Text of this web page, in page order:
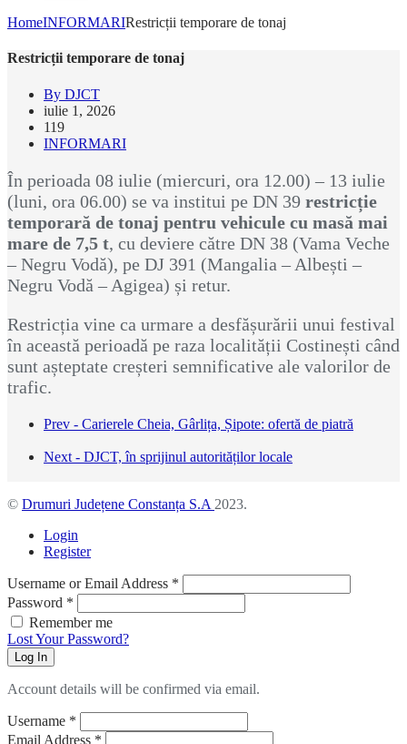
HomeINFORMARIRestricții temporare de tonaj
Restricții temporare de tonaj
By DJCT
iulie 1, 2026
119
INFORMARI
În perioada 08 iulie (miercuri, ora 12.00) – 13 iulie
(luni, ora 06.00) se va institui pe DN 39 restricție
temporară de tonaj pentru vehicule cu masă mai
mare de 7,5 t, cu deviere către DN 38 (Vama Veche
– Negru Vodă), pe DJ 391 (Mangalia – Albești –
Negru Vodă – Agigea) și retur.
Restricția vine ca urmare a desfășurării unui festival
în această perioadă pe raza localității Costinești când
sunt așteptate creșteri semnificative ale valorilor de
trafic.
Prev - Carierele Cheia, Gârlița, Șipote: ofertă de piatră
Next - DJCT, în sprijinul autorităților locale
© Drumuri Județene Constanța S.A 2023.
Login
Register
Username or Email Address *
Password *
Remember me
Lost Your Password?
Log In
Account details will be confirmed via email.
Username *
Email Address *